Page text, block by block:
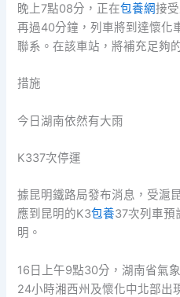
晚上7點08分，正在包養網接
再過40分鐘，列車將到達懷化
聯系。在該車站，將補充足夠
措施
今日湖南依然有大雨
K337次停運
據昆明鐵路局發布消息，受滬
應到昆明的K3包養37次列車預
明。
16日上午9點30分，湖南省氣
24小時湘西州及懷化中北部出